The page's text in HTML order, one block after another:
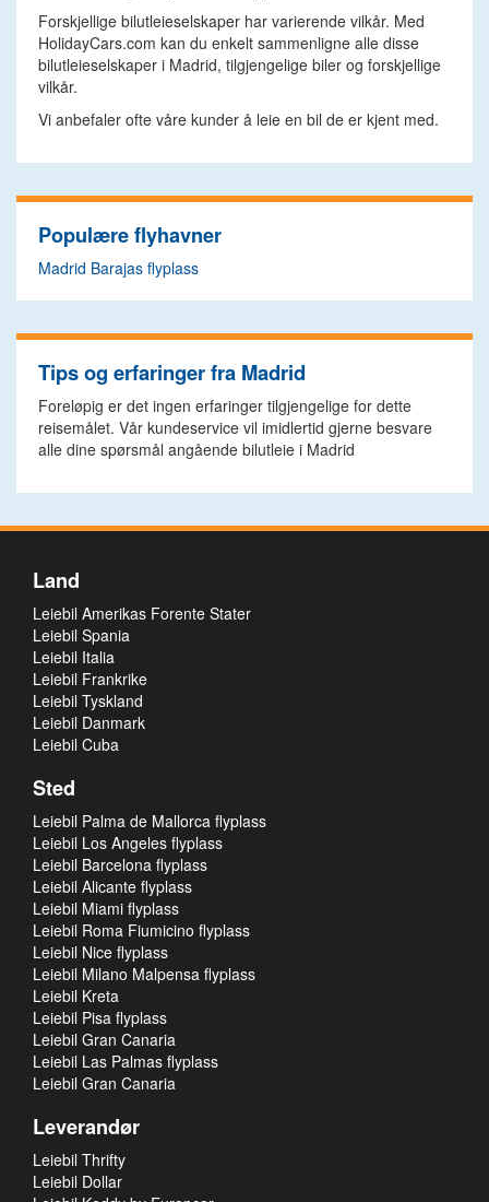
Forskjellige bilutleieselskaper har varierende vilkår. Med
HolidayCars.com kan du enkelt sammenligne alle disse
bilutleieselskaper i Madrid, tilgjengelige biler og forskjellige
vilkår.
Vi anbefaler ofte våre kunder å leie en bil de er kjent med.
Populære flyhavner
Madrid Barajas flyplass
Tips og erfaringer fra Madrid
Foreløpig er det ingen erfaringer tilgjengelige for dette
reisemålet. Vår kundeservice vil imidlertid gjerne besvare
alle dine spørsmål angående bilutleie i Madrid
Land
Leiebil Amerikas Forente Stater
Leiebil Spania
Leiebil Italia
Leiebil Frankrike
Leiebil Tyskland
Leiebil Danmark
Leiebil Cuba
Sted
Leiebil Palma de Mallorca flyplass
Leiebil Los Angeles flyplass
Leiebil Barcelona flyplass
Leiebil Alicante flyplass
Leiebil Miami flyplass
Leiebil Roma Fiumicino flyplass
Leiebil Nice flyplass
Leiebil Milano Malpensa flyplass
Leiebil Kreta
Leiebil Pisa flyplass
Leiebil Gran Canaria
Leiebil Las Palmas flyplass
Leiebil Gran Canaria
Leverandør
Leiebil Thrifty
Leiebil Dollar